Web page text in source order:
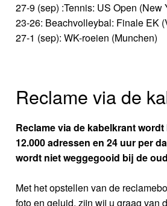
27-9 (sep) :Tennis: US Open (New
23-26: Beachvolleybal: Finale EK
27-1 (sep): WK-roeien (Munchen)
Reclame via de
Reclame via de kabelkrant
12.000 adressen en 24 uur per
wordt niet weggegooid bij de
Met het opstellen van de
foto en geluid, zijn wij u graag van